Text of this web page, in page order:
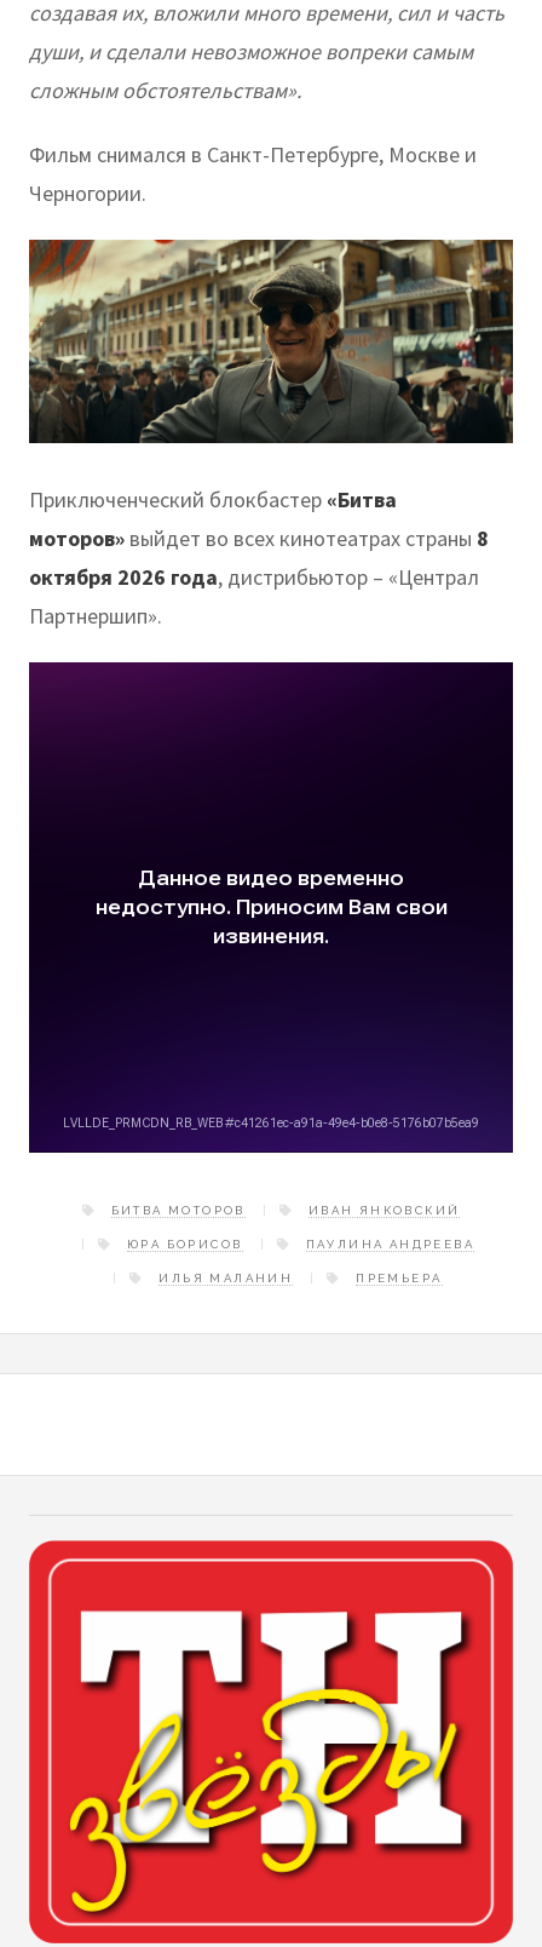
создавая их, вложили много времени, сил и часть
души, и сделали невозможное вопреки самым
сложным обстоятельствам».
Фильм снимался в Санкт-Петербурге, Москве и
Черногории.
Приключенческий блокбастер «Битва
моторов» выйдет во всех кинотеатрах страны 8
октября 2026 года, дистрибьютор – «Централ
Партнершип».
БИТВА МОТОРОВ ИВАН ЯНКОВСКИЙ
ЮРА БОРИСОВ ПАУЛИНА АНДРЕЕВА
ИЛЬЯ МАЛАНИН ПРЕМЬЕРА